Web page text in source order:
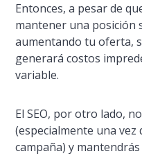
Entonces, a pesar de
mantener una posición
aumentando tu oferta,
generará costos
variable.
El SEO, por otro lado,
(especialmente una
campaña) y